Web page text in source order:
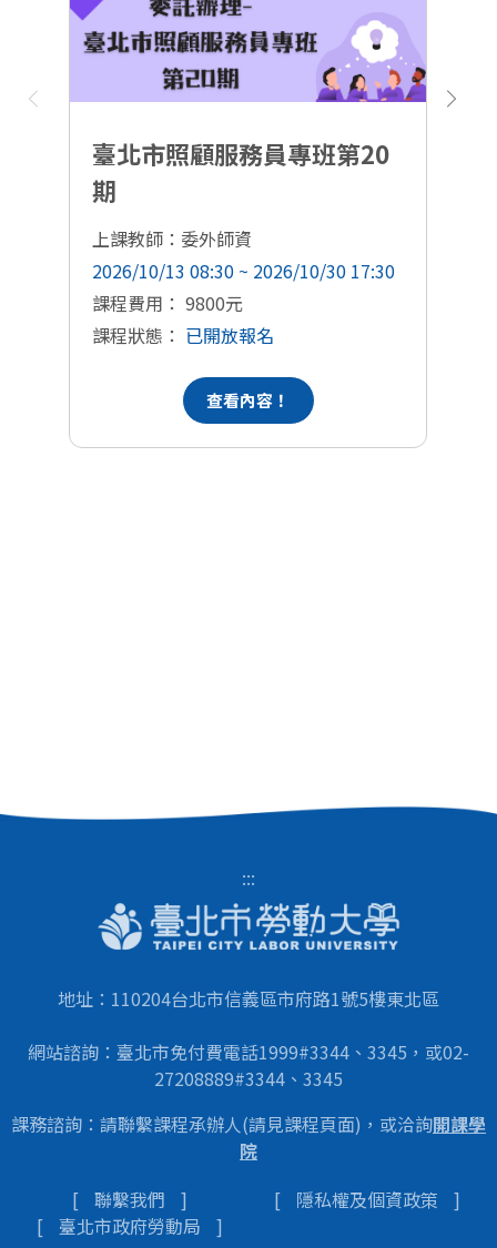
臺北市照顧服務員專班第20
期
上課教師：委外師資
2026/10/13 08:30 ~ 2026/10/30 17:30
課程費用： 9800元
課程狀態： 已開放報名
查看內容！
:::
地址：110204台北市信義區市府路1號5樓東北區
網站諮詢：臺北市免付費電話1999#3344、3345，或02-
27208889#3344、3345
課務諮詢：請聯繫課程承辦人(請見課程頁面)，或洽詢開課學
院
聯繫我們
隱私權及個資政策
臺北市政府勞動局